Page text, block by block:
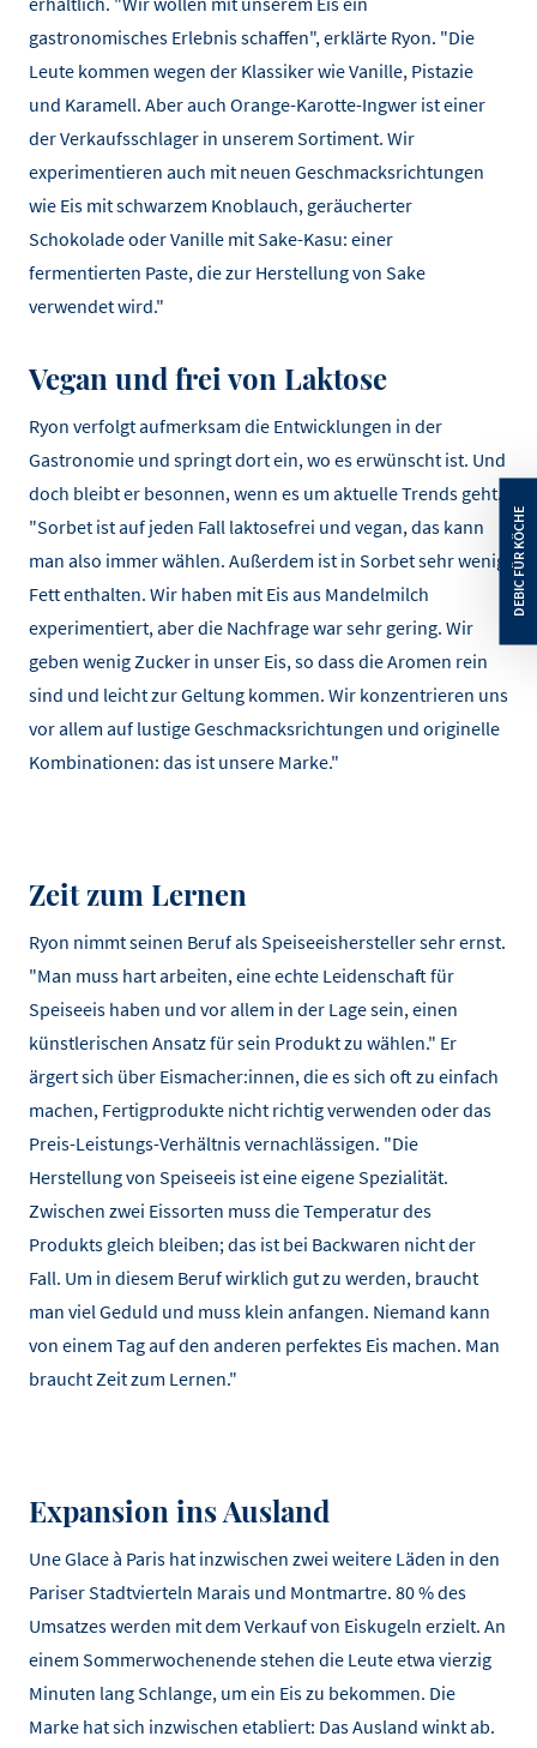
gastronomisches Erlebnis schaffen", erklärte Ryon. "Die
Leute kommen wegen der Klassiker wie Vanille, Pistazie
und Karamell. Aber auch Orange-Karotte-Ingwer ist einer
der Verkaufsschlager in unserem Sortiment. Wir
experimentieren auch mit neuen Geschmacksrichtungen
wie Eis mit schwarzem Knoblauch, geräucherter
Schokolade oder Vanille mit Sake-Kasu: einer
fermentierten Paste, die zur Herstellung von Sake
verwendet wird."
Vegan und frei von Laktose
Ryon verfolgt aufmerksam die Entwicklungen in der
Gastronomie und springt dort ein, wo es erwünscht ist. Und
doch bleibt er besonnen, wenn es um aktuelle Trends geht.
"Sorbet ist auf jeden Fall laktosefrei und vegan, das kann
man also immer wählen. Außerdem ist in Sorbet sehr wenig
Fett enthalten. Wir haben mit Eis aus Mandelmilch
experimentiert, aber die Nachfrage war sehr gering. Wir
geben wenig Zucker in unser Eis, so dass die Aromen rein
sind und leicht zur Geltung kommen. Wir konzentrieren uns
vor allem auf lustige Geschmacksrichtungen und originelle
Kombinationen: das ist unsere Marke."
Zeit zum Lernen
Ryon nimmt seinen Beruf als Speiseeishersteller sehr ernst.
"Man muss hart arbeiten, eine echte Leidenschaft für
Speiseeis haben und vor allem in der Lage sein, einen
künstlerischen Ansatz für sein Produkt zu wählen." Er
ärgert sich über Eismacher:innen, die es sich oft zu einfach
machen, Fertigprodukte nicht richtig verwenden oder das
Preis-Leistungs-Verhältnis vernachlässigen. "Die
Herstellung von Speiseeis ist eine eigene Spezialität.
Zwischen zwei Eissorten muss die Temperatur des
Produkts gleich bleiben; das ist bei Backwaren nicht der
Fall. Um in diesem Beruf wirklich gut zu werden, braucht
man viel Geduld und muss klein anfangen. Niemand kann
von einem Tag auf den anderen perfektes Eis machen. Man
braucht Zeit zum Lernen."
Expansion ins Ausland
Une Glace à Paris hat inzwischen zwei weitere Läden in den
Pariser Stadtvierteln Marais und Montmartre. 80 % des
Umsatzes werden mit dem Verkauf von Eiskugeln erzielt. An
einem Sommerwochenende stehen die Leute etwa vierzig
Minuten lang Schlange, um ein Eis zu bekommen. Die
Marke hat sich inzwischen etabliert: Das Ausland winkt ab.